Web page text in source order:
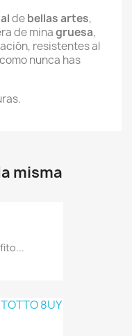
debellas artes,
de minagruesa,
resistentes al
nunca has
misma